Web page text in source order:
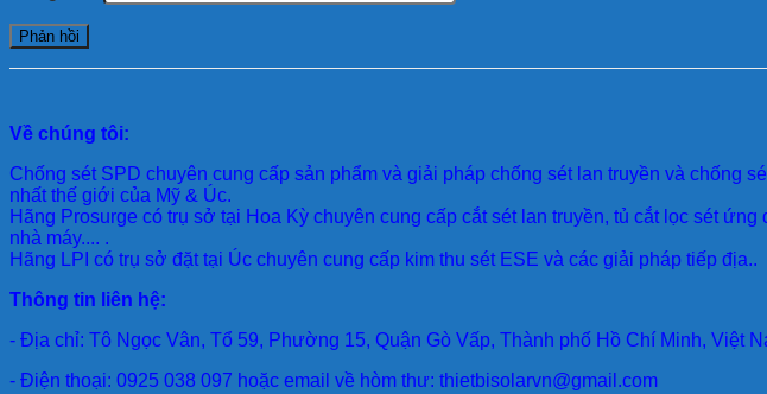
Về chúng tôi:
Chống sét SPD chuyên cung cấp sản phẩm và giải pháp chống sét lan truyền và chống
nhất thế giới của Mỹ & Úc.
Hãng Prosurge có trụ sở tại Hoa Kỳ chuyên cung cấp cắt sét lan truyền, tủ cắt lọc sét
nhà máy.... .
Hãng LPI có trụ sở đặt tại Úc chuyên cung cấp kim thu sét ESE và các giải pháp tiếp địa..
Thông tin liên hệ:
- Địa chỉ: Tô Ngọc Vân, Tổ 59, Phường 15, Quận Gò Vấp, Thành phố Hồ Chí Minh, Việt
- Điện thoại: 0925 038 097 hoặc email về hòm thư: thietbisolarvn@gmail.com